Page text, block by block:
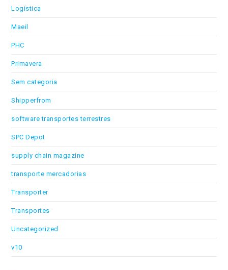
Logística
Maeil
PHC
Primavera
Sem categoria
Shipperfrom
software transportes terrestres
SPC Depot
supply chain magazine
transporte mercadorias
Transporter
Transportes
Uncategorized
v10